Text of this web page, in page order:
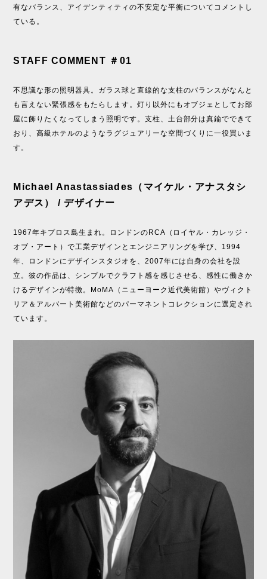
有なバランス、アイデンティティの不安定な平衡についてコメントし
ている。
STAFF COMMENT ＃01
不思議な形の照明器具。ガラス球と直線的な支柱のバランスがなんと
も言えない緊張感をもたらします。灯り以外にもオブジェとしてお部
屋に飾りたくなってしまう照明です。支柱、土台部分は真鍮でできて
おり、高級ホテルのようなラグジュアリーな空間づくりに一役買いま
す。
Michael Anastassiades（マイケル・アナスタシ
アデス） / デザイナー
1967年キプロス島生まれ。ロンドンのRCA（ロイヤル・カレッジ・
オブ・アート）で工業デザインとエンジニアリングを学び、1994
年、ロンドンにデザインスタジオを、2007年には自身の会社を設
立。彼の作品は、シンプルでクラフト感を感じさせる、感性に働きか
けるデザインが特徴。MoMA（ニューヨーク近代美術館）やヴィクト
リア＆アルバート美術館などのパーマネントコレクションに選定され
ています。